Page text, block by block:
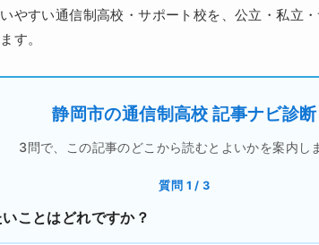
やすい通信制高校・サポート校を、公立・私立
す。
静岡市の通信制高校 記事ナビ診断
3問で、この記事のどこから読むとよいかを案内し
質問 1 / 3
ことはどれですか？